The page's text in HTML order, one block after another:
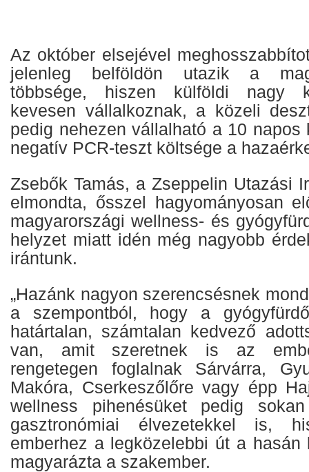
Az október elsejével
jelenleg belföldön utazik a
többsége, hiszen külföldi nagy
kevesen vállalkoznak, a közeli
pedig nehezen vállalható a 10 napos
negatív PCR-teszt költsége a
Zsebők Tamás, a Zseppelin Utazási
elmondta, ősszel hagyományosan
magyarországi wellness- és
helyzet miatt idén még nagyobb
irántunk.
„Hazánk nagyon szerencsésnek
a szempontból, hogy a
határtalan, számtalan kedvező
van, amit szeretnek is az
rengetegen foglalnak Sárvárra,
Makóra, Cserkeszőlőre vagy épp
wellness pihenésüket pedig
gasztronómiai élvezetekkel is,
emberhez a legközelebbi út a hasán
magyarázta a szakember.